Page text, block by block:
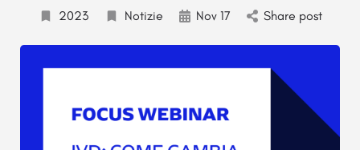
2023 Notizie Nov 17 Share post